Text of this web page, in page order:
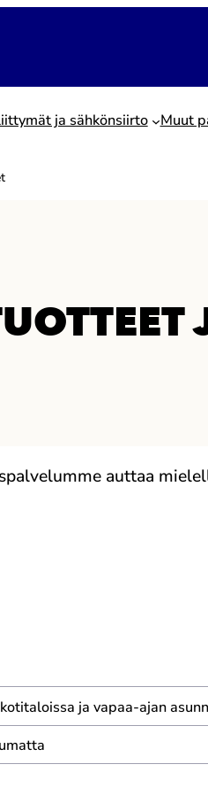
ja sähkönsiirto Muut
auttaa
ja vapaa-ajan